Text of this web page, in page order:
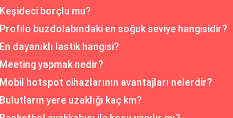
Keşideci borçlu mu?
Profilo buzdolabındaki en soğuk seviye hangisidir?
En dayanıklı lastik hangisi?
Meeting yapmak nedir?
Mobil hotspot cihazlarının avantajları nelerdir?
Bulutların yere uzaklığı kaç km?